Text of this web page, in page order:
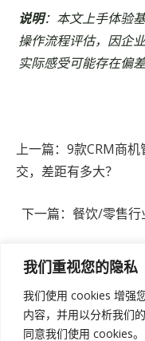
我们重视您的隐私
我们使用 cookies 增强
内容，并用以分析我们
同意我们使用 cookies。
说明：本文上手体验
操作流程评估，因企
实际感受可能存在偏
上一篇：9款CRM商
交，差距有多大？
下一篇：餐饮/零售行